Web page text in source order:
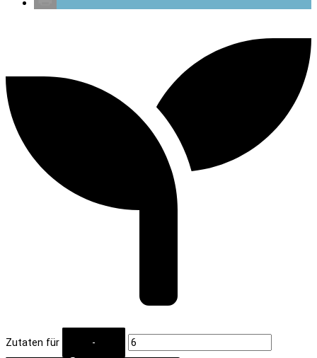
Zutaten für